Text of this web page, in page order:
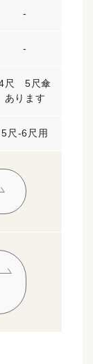
-
-
尺 5尺傘
あります
5尺-6尺用